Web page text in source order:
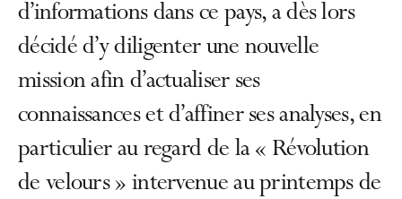
d’informations dans ce pays, a dès lors
décidé d’y diligenter une nouvelle
mission afin d’actualiser ses
connaissances et d’affiner ses analyses, en
particulier au regard de la « Révolution
de velours » intervenue au printemps de